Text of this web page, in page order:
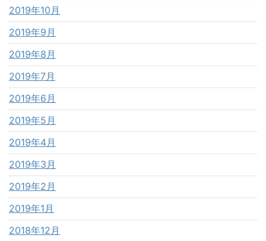
2019年10月
2019年9月
2019年8月
2019年7月
2019年6月
2019年5月
2019年4月
2019年3月
2019年2月
2019年1月
2018年12月